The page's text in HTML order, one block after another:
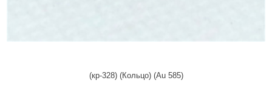
(кр-328) (Кольцо) (Au 585)